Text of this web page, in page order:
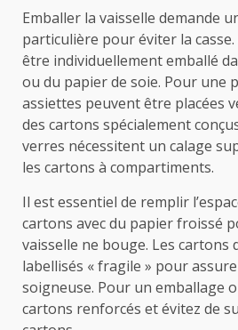
Emballer la vaisselle demande
particulière pour éviter la
être individuellement emballé
ou du papier de soie. Pour une
assiettes peuvent être placées
des cartons spécialement
verres nécessitent un calage
les cartons à compartiments.
Il est essentiel de remplir
cartons avec du papier froissé
vaisselle ne bouge. Les cartons
labellisés « fragile » pour
soigneuse. Pour un emballage
cartons renforcés et évitez de